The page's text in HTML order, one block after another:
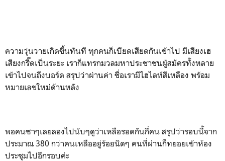
ความวุ่นวายเกิดขึ้นทันที ทุกคนก็เบียดเสียดกันเข้าไป มีเสียงเฮ
เสียงกรี๊ดเป็นระยะ เราก็แทรกมวลมหาประชาชนผู้สมัครทั้งหลาย
เข้าไปจนถึงบอร์ด สรุปว่าผ่านค่า ชื่อเรามีไฮไลท์สีเหลือง พร้อม
หมายเลขใหม่ด้านหลัง
พอคนซาๆเลยลองไปนับๆดูว่าเหลือรอดกันกี่คน สรุปว่ารอบนี้จาก
ประมาณ 380 กว่าคนเหลืออยู่ร้อยนิดๆ คนที่ผ่านก็ทยอยเข้าห้อง
ประชุมไปอีกรอบค่ะ